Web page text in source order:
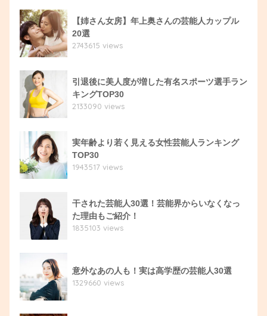
【姉さん女房】年上奥さんの芸能人カップル
20選
2743615 views
引退後に美人度が増した有名スポーツ選手ラン
キングTOP30
2133090 views
実年齢より若く見える女性芸能人ランキング
TOP30
1943517 views
干された芸能人30選！芸能界からいなくなっ
た理由もご紹介！
1835103 views
意外なあの人も！実は高学歴の芸能人30選
1329660 views